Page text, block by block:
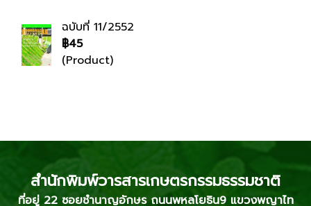
ฉบับที่ 11/2552
฿45
(Product)
สำนักพิมพ์วารสารเกษตรกรรมธรรมชาติ
ที่อยู่ 22 ซอยชำนาญอักษร ถนนพหลโยธิน9 แขวงพญาไท